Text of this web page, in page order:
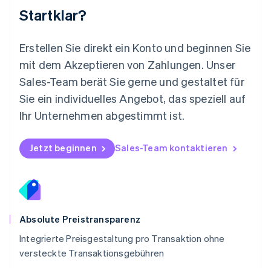
Startklar?
Erstellen Sie direkt ein Konto und beginnen Sie
mit dem Akzeptieren von Zahlungen. Unser
Sales-Team berät Sie gerne und gestaltet für
Sie ein individuelles Angebot, das speziell auf
Ihr Unternehmen abgestimmt ist.
Jetzt beginnen Sales-Team kontaktieren
Absolute Preistransparenz
Integrierte Preisgestaltung pro Transaktion ohne
versteckte Transaktionsgebühren
Nederlands English
Norwegen
Österreich
Polen
English
Portugal
Português English
Rumänien
Schweden
Svenska English
Deutsch
Singapur
English
Slowakei
Slowenien
EnglishItaliano